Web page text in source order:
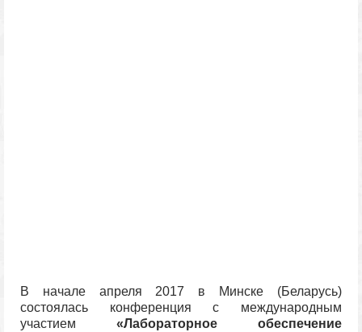
В начале апреля 2017 в Минске (Беларусь)
состоялась конференция с международным
участием «Лабораторное обеспечение